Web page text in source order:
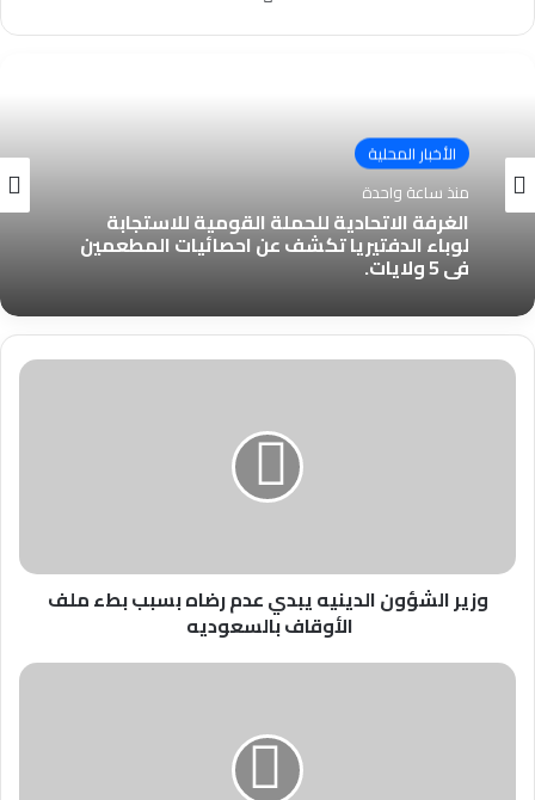
الأخبار المحلية
منذ ساعة واحدة
الغرفة الاتحادية للحملة القومية للاستجابة
لوباء الدفتيريا تكشف عن احصائيات المطعمين
في 5 ولايات.
وزير
ملف
الأوقاف
بالسعوديه
وزير الشؤون الدينيه يبدي عدم رضاه بسبب بطء ملف
الأوقاف بالسعوديه
مبادرة